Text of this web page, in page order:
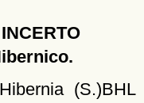
(S.)BHL